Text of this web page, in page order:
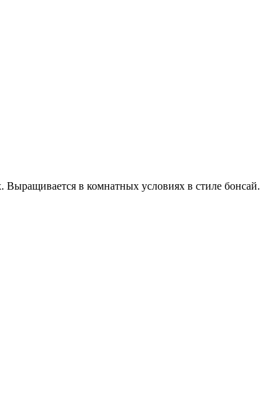
в комнатных условиях в стиле бонсай.